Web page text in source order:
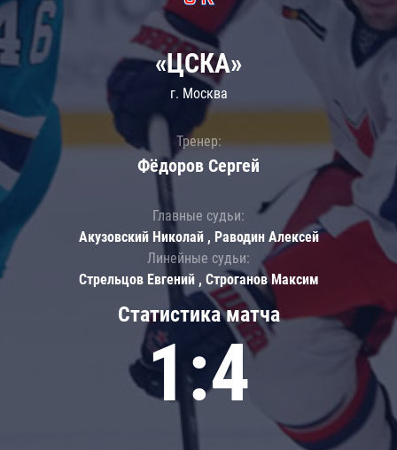
Статистика матча
1:4
«ЦСКА»
г. Москва
Тренер:
Фёдоров Сергей
Главные судьи:
Акузовский Николай , Раводин Алексей
Линейные судьи:
Стрельцов Евгений , Строганов Максим